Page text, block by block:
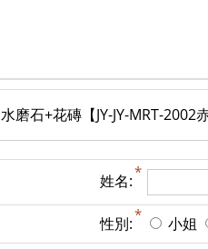
水磨石+花磚【JY-JY-MRT-
姓名:
性別: 小姐